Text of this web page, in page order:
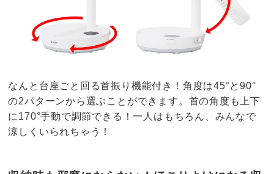
なんと台座ごと回る首振り機能付き！角度は45°と90°
の2パターンから選ぶことができます。首の角度も上下
に170°手動で調節できる！一人はもちろん、みんなで
涼しくいられちゃう！